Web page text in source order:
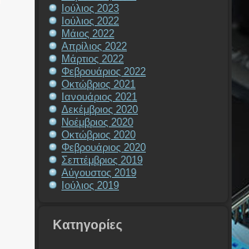
Ιούλιος 2023
Ιούλιος 2022
Μάιος 2022
Απρίλιος 2022
Μάρτιος 2022
Φεβρουάριος 2022
Οκτώβριος 2021
Ιανουάριος 2021
Δεκέμβριος 2020
Νοέμβριος 2020
Οκτώβριος 2020
Φεβρουάριος 2020
Σεπτέμβριος 2019
Αύγουστος 2019
Ιούλιος 2019
Kατηγορίες